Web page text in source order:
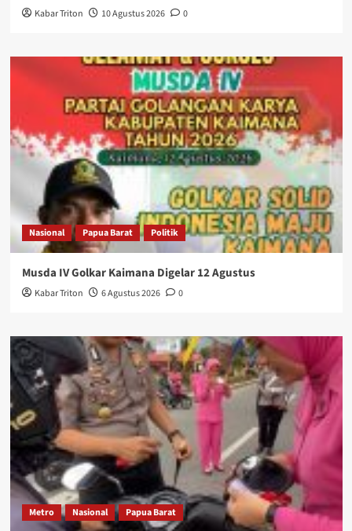
Kabar Triton 10 Agustus 2026 0
Nasional Papua Barat Politik
Musda IV Golkar Kaimana Digelar 12 Agustus
Kabar Triton 6 Agustus 2026 0
Metro Nasional Papua Barat